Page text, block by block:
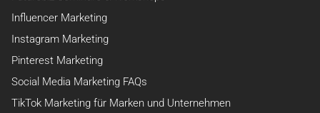
Influencer Marketing
Instagram Marketing
Pinterest Marketing
Social Media Marketing FAQs
TikTok Marketing für Marken und Unternehmen